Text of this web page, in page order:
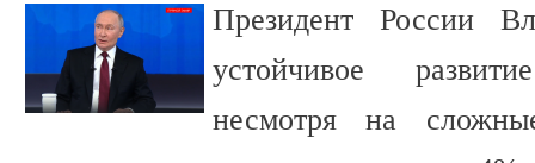
Президент России
устойчивое
несмотря на